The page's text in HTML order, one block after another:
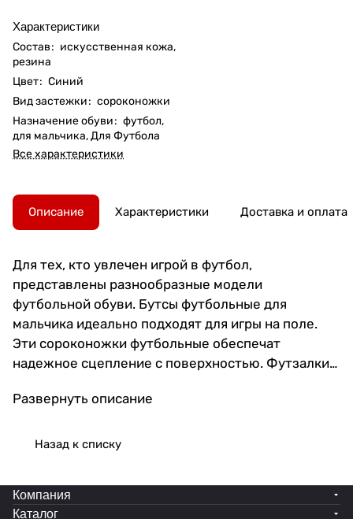
Характеристики
Состав: искусственная кожа,
резина
Цвет: Синий
Вид застежки: сороконожки
Назначение обуви: футбол,
для мальчика, Для Футбола
Все характеристики
Описание Характеристики Доставка и оплата
Для тех, кто увлечен игрой в футбол,
представлены разнообразные модели
футбольной обуви. Бутсы футбольные для
мальчика идеально подходят для игры на поле.
Эти сороконожки футбольные обеспечат
надежное сцепление с поверхностью. Футзалки
спорта на улице подойдут бутсы сороконожки и
удобством в носке. Сороконожки для футбола
ощущение дополнительной фиксации стопы.
Развернуть описание
Назад к списку
Компания
Каталог